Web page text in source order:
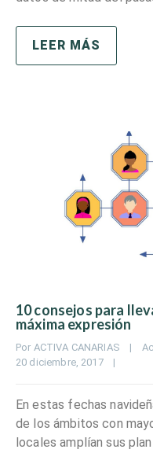
LEER MÁS
10 consejos para
máxima expresión
Por ACTIVA CANARIAS |
20 diciembre, 2017 |
En estas fechas
de los ámbitos con
locales amplían sus